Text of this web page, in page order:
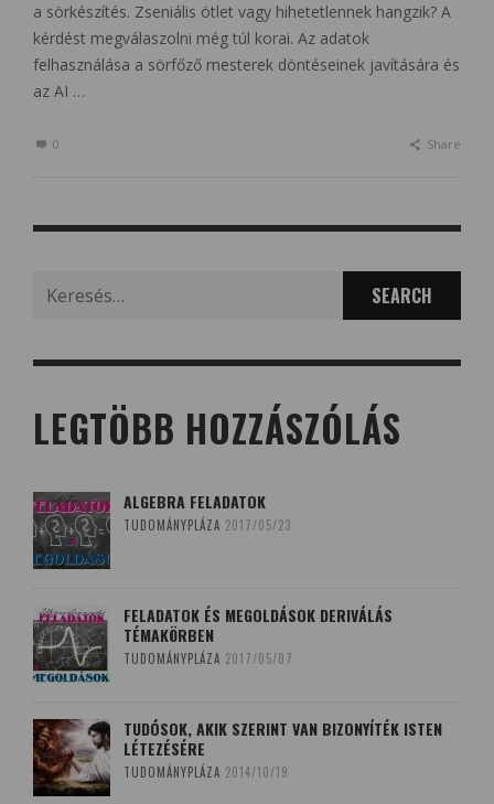
a sörkészítés. Zseniális ötlet vagy hihetetlennek hangzik? A
kérdést megválaszolni még túl korai. Az adatok
felhasználása a sörfőző mesterek döntéseinek javítására és
az AI …
0 Share
LEGTÖBB HOZZÁSZÓLÁS
ALGEBRA FELADATOK
TUDOMÁNYPLÁZA 2017/05/23
FELADATOK ÉS MEGOLDÁSOK DERIVÁLÁS
TÉMAKÖRBEN
TUDOMÁNYPLÁZA 2017/05/07
TUDÓSOK, AKIK SZERINT VAN BIZONYÍTÉK ISTEN
LÉTEZÉSÉRE
TUDOMÁNYPLÁZA 2014/10/19